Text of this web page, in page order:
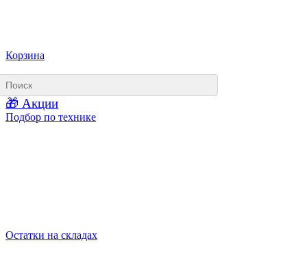
Корзина
🎁 Акции
Подбор по технике
Остатки на складах